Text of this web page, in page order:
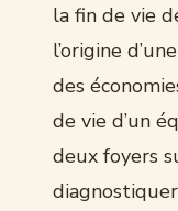
la fin de vie
l’origine
des
de vie d’un
deux foyers